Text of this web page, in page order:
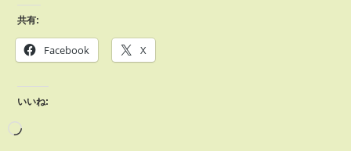
共有:
Facebook X
いいね: